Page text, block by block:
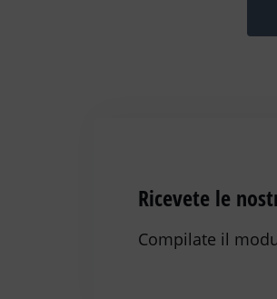
Ricevete le
Compilate il